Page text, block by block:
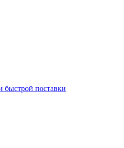
быстрой поставки